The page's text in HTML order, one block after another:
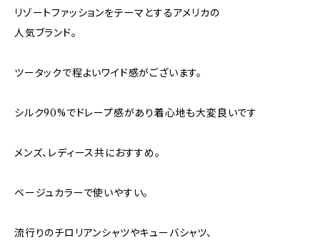
リゾートファッションをテーマとするアメリカの
人気ブランド。
ツータックで程よいワイド感がございます。
シルク90%でドレープ感があり着心地も大変良いです
メンズ、レディース共におすすめ。
ベージュカラーで使いやすい。
流行りのチロリアンシャツやキューバシャツ、